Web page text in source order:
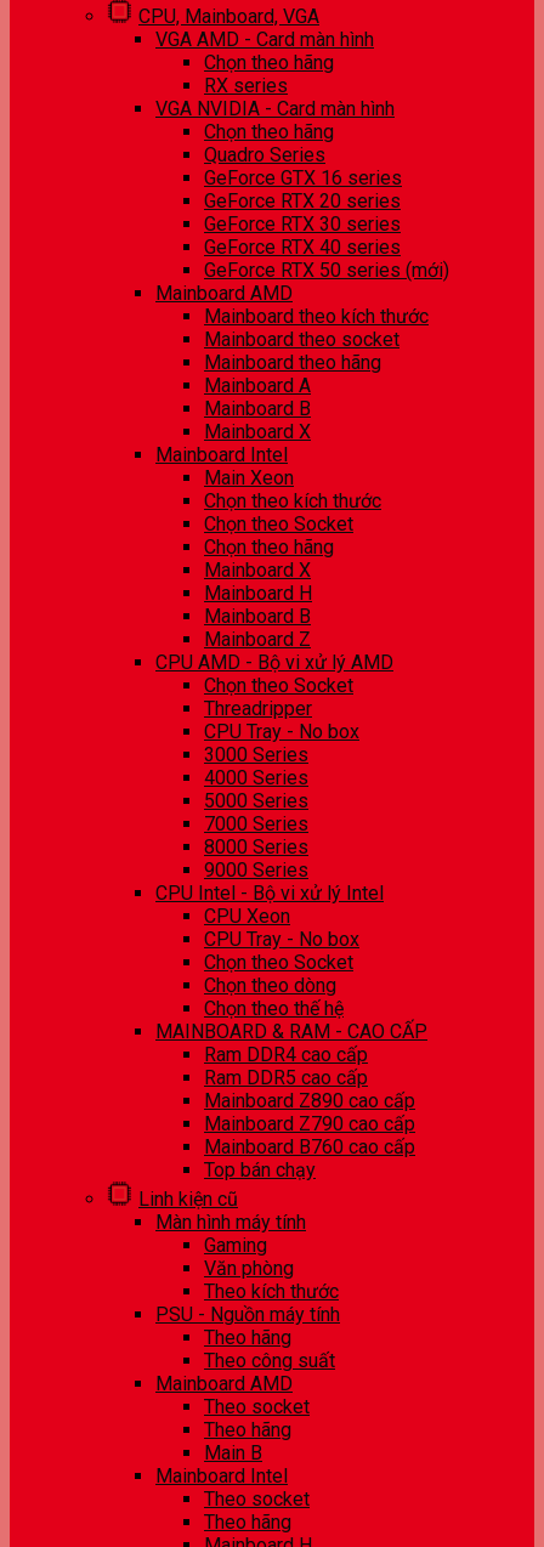
CPU, Mainboard, VGA
VGA AMD - Card màn hình
Chọn theo hãng
RX series
VGA NVIDIA - Card màn hình
Chọn theo hãng
Quadro Series
GeForce GTX 16 series
GeForce RTX 20 series
GeForce RTX 30 series
GeForce RTX 40 series
GeForce RTX 50 series (mới)
Mainboard AMD
Mainboard theo kích thước
Mainboard theo socket
Mainboard theo hãng
Mainboard A
Mainboard B
Mainboard X
Mainboard Intel
Main Xeon
Chọn theo kích thước
Chọn theo Socket
Chọn theo hãng
Mainboard X
Mainboard H
Mainboard B
Mainboard Z
CPU AMD - Bộ vi xử lý AMD
Chọn theo Socket
Threadripper
CPU Tray - No box
3000 Series
4000 Series
5000 Series
7000 Series
8000 Series
9000 Series
CPU Intel - Bộ vi xử lý Intel
CPU Xeon
CPU Tray - No box
Chọn theo Socket
Chọn theo dòng
Chọn theo thế hệ
MAINBOARD & RAM - CAO CẤP
Ram DDR4 cao cấp
Ram DDR5 cao cấp
Mainboard Z890 cao cấp
Mainboard Z790 cao cấp
Mainboard B760 cao cấp
Top bán chạy
Linh kiện cũ
Màn hình máy tính
Gaming
Văn phòng
Theo kích thước
PSU - Nguồn máy tính
Theo hãng
Theo công suất
Mainboard AMD
Theo socket
Theo hãng
Main B
Mainboard Intel
Theo socket
Theo hãng